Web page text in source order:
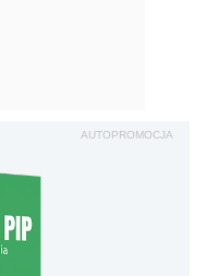
AUTOPROMOCJA